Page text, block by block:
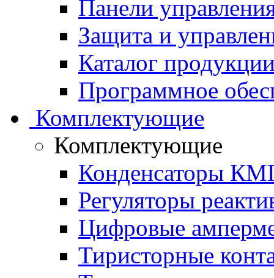
Панели
Защита и
Каталог
Программное
Комплектующие
Комплектующие
Конденсаторы
Регуляторы
Цифровые
Тиристорные